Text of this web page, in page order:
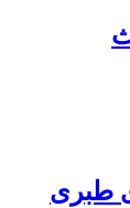
طبری